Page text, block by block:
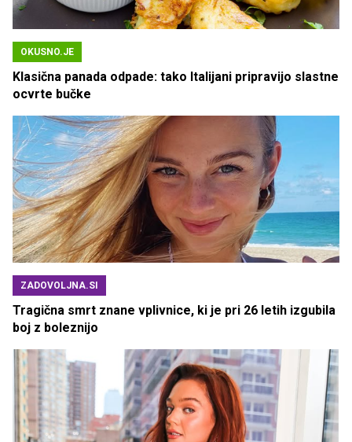
OKUSNO.JE
Klasična panada odpade: tako Italijani pripravijo slastne
ocvrte bučke
ZADOVOLJNA.SI
Tragična smrt znane vplivnice, ki je pri 26 letih izgubila
boj z boleznijo